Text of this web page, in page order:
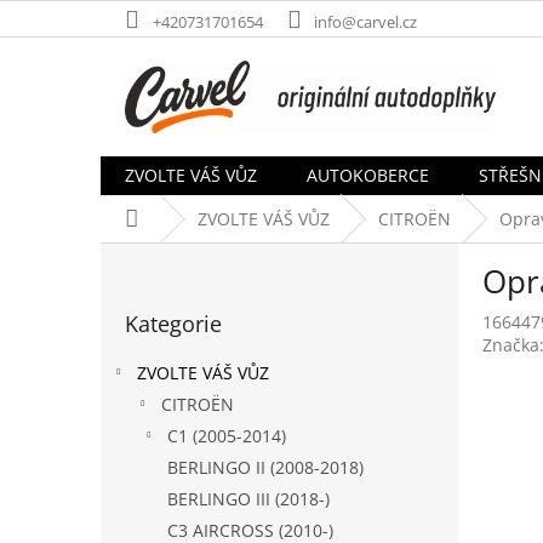
na
+420731701654 info@carvel.cz
ZVOLTE VÁŠ VŮZ AUTOKOBERCE
Domů ZVOLTE VÁŠ VŮZ CITROËN
kategorie
Kategorie
ZVOLTE VÁŠ VŮZ
CITROËN
C1 (2005-2014)
BERLINGO II (2008-2018)
BERLINGO III (2018-)
C3 AIRCROSS (2010-)
Značka: